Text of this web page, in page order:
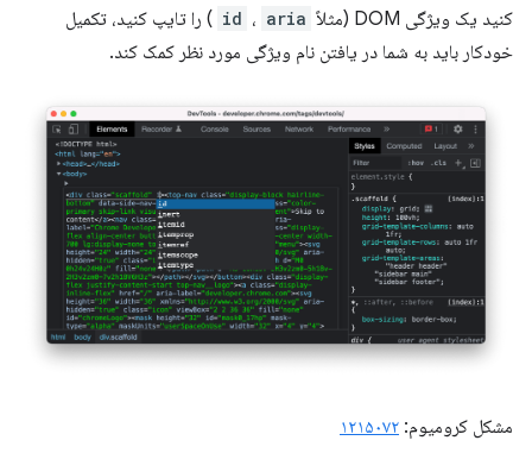
کنید یک ویژگی DOM (مثلاً
id ، aria
) را تایپ کنید، تکمیل
خودکار باید به شما در یافتن نام ویژگی مورد نظر کمک کند.
مشکل کرومیوم: ۱۲۱۵۰۷۲